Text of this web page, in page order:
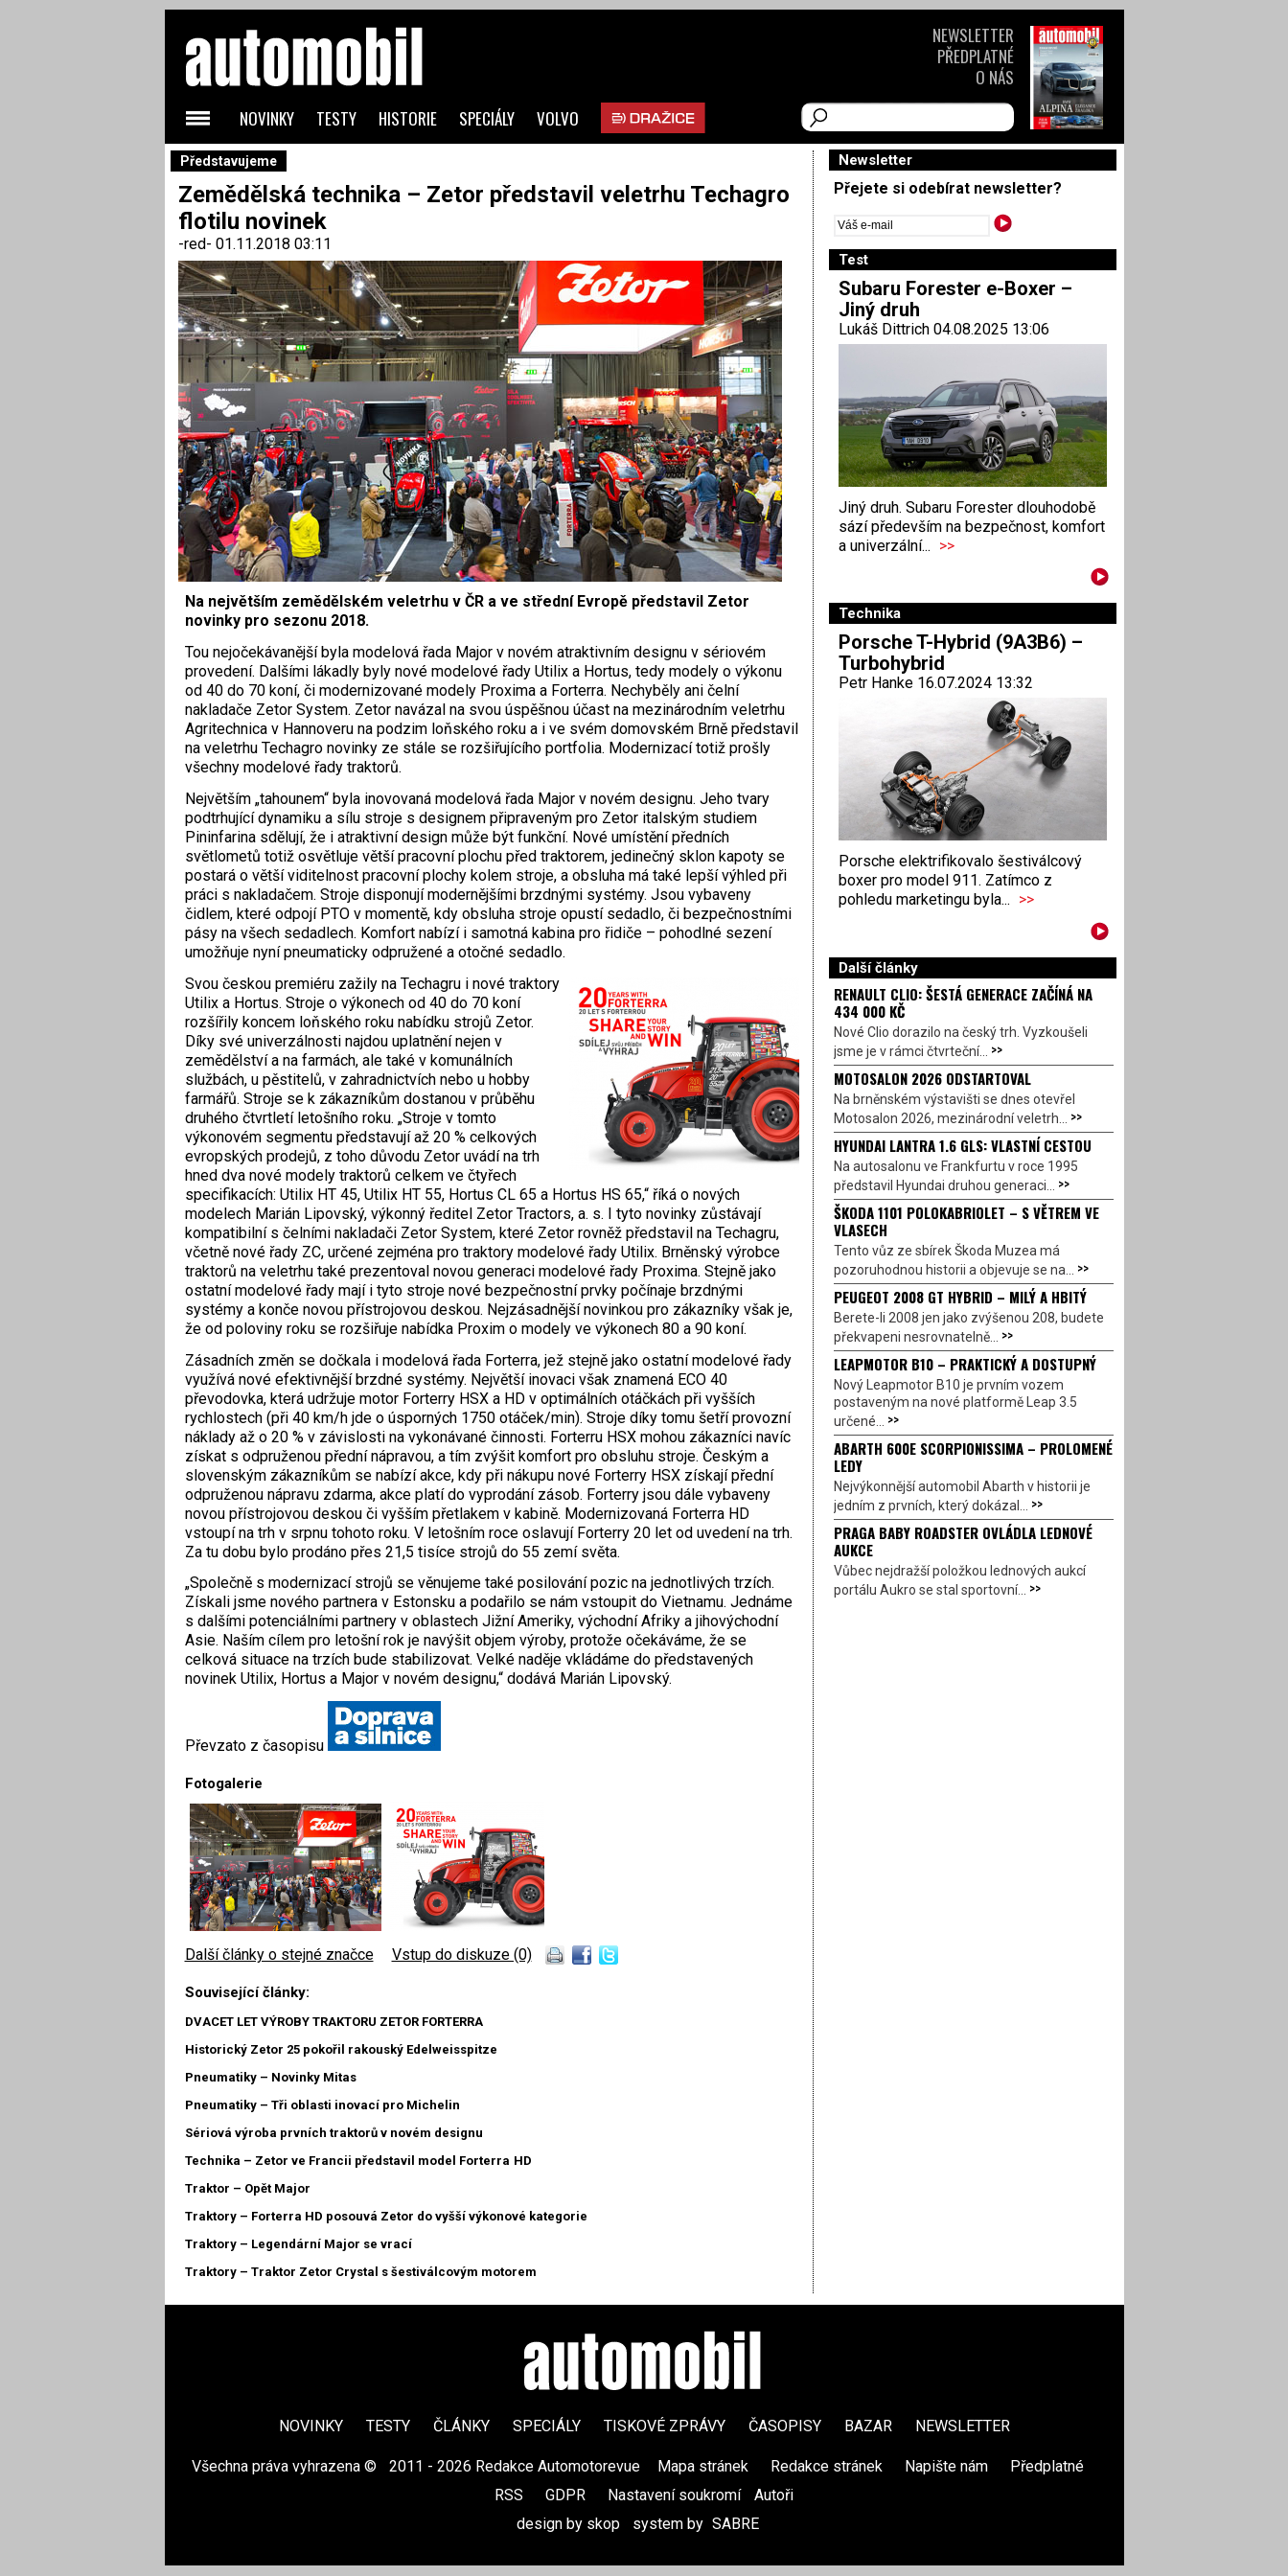
Představujeme
Zemědělská technika – Zetor představil veletrhu Techagro
flotilu novinek
-red- 01.11.2018 03:11
Na největším zemědělském veletrhu v ČR a ve střední Evropě představil Zetor
novinky pro sezonu 2018.
Tou nejočekávanější byla modelová řada Major v novém atraktivním designu v sériovém
provedení. Dalšími lákadly byly nové modelové řady Utilix a Hortus, tedy modely o výkonu
od 40 do 70 koní, či modernizované modely Proxima a Forterra. Nechyběly ani čelní
nakladače Zetor System. Zetor navázal na svou úspěšnou účast na mezinárodním veletrhu
Agritechnica v Hannoveru na podzim loňského roku a i ve svém domovském Brně představil
na veletrhu Techagro novinky ze stále se rozšiřujícího portfolia. Modernizací totiž prošly
všechny modelové řady traktorů.
Největším „tahounem“ byla inovovaná modelová řada Major v novém designu. Jeho tvary
podtrhující dynamiku a sílu stroje s designem připraveným pro Zetor italským studiem
Pininfarina sdělují, že i atraktivní design může být funkční. Nové umístění předních
světlometů totiž osvětluje větší pracovní plochu před traktorem, jedinečný sklon kapoty se
postará o větší viditelnost pracovní plochy kolem stroje, a obsluha má také lepší výhled při
práci s nakladačem. Stroje disponují modernějšími brzdnými systémy. Jsou vybaveny
čidlem, které odpojí PTO v momentě, kdy obsluha stroje opustí sedadlo, či bezpečnostními
pásy na všech sedadlech. Komfort nabízí i samotná kabina pro řidiče – pohodlné sezení
umožňuje nyní pneumaticky odpružené a otočné sedadlo.
Svou českou premiéru zažily na Techagru i nové traktory
Utilix a Hortus. Stroje o výkonech od 40 do 70 koní
rozšířily koncem loňského roku nabídku strojů Zetor.
Díky své univerzálnosti najdou uplatnění nejen v
zemědělství a na farmách, ale také v komunálních
službách, u pěstitelů, v zahradnictvích nebo u hobby
farmářů. Stroje se k zákazníkům dostanou v průběhu
druhého čtvrtletí letošního roku. „Stroje v tomto
výkonovém segmentu představují až 20 % celkových
evropských prodejů, z toho důvodu Zetor uvádí na trh
hned dva nové modely traktorů celkem ve čtyřech
specifikacích: Utilix HT 45, Utilix HT 55, Hortus CL 65 a Hortus HS 65,“ říká o nových
modelech Marián Lipovský, výkonný ředitel Zetor Tractors, a. s. I tyto novinky zůstávají
kompatibilní s čelními nakladači Zetor System, které Zetor rovněž představil na Techagru,
včetně nové řady ZC, určené zejména pro traktory modelové řady Utilix. Brněnský výrobce
traktorů na veletrhu také prezentoval novou generaci modelové řady Proxima. Stejně jako
ostatní modelové řady mají i tyto stroje nové bezpečnostní prvky počínaje brzdnými
systémy a konče novou přístrojovou deskou. Nejzásadnější novinkou pro zákazníky však je,
že od poloviny roku se rozšiřuje nabídka Proxim o modely ve výkonech 80 a 90 koní.
Zásadních změn se dočkala i modelová řada Forterra, jež stejně jako ostatní modelové řady
využívá nové efektivnější brzdné systémy. Největší inovaci však znamená ECO 40
převodovka, která udržuje motor Forterry HSX a HD v optimálních otáčkách při vyšších
rychlostech (při 40 km/h jde o úsporných 1750 otáček/min). Stroje díky tomu šetří provozní
náklady až o 20 % v závislosti na vykonávané činnosti. Forterru HSX mohou zákazníci navíc
získat s odpruženou přední nápravou, a tím zvýšit komfort pro obsluhu stroje. Českým a
slovenským zákazníkům se nabízí akce, kdy při nákupu nové Forterry HSX získají přední
odpruženou nápravu zdarma, akce platí do vyprodání zásob. Forterry jsou dále vybaveny
novou přístrojovou deskou či vyšším přetlakem v kabině. Modernizovaná Forterra HD
vstoupí na trh v srpnu tohoto roku. V letošním roce oslavují Forterry 20 let od uvedení na trh.
Za tu dobu bylo prodáno přes 21,5 tisíce strojů do 55 zemí světa.
„Společně s modernizací strojů se věnujeme také posilování pozic na jednotlivých trzích.
Získali jsme nového partnera v Estonsku a podařilo se nám vstoupit do Vietnamu. Jednáme
s dalšími potenciálními partnery v oblastech Jižní Ameriky, východní Afriky a jihovýchodní
Asie. Naším cílem pro letošní rok je navýšit objem výroby, protože očekáváme, že se
celková situace na trzích bude stabilizovat. Velké naděje vkládáme do představených
novinek Utilix, Hortus a Major v novém designu,“ dodává Marián Lipovský.
Převzato z časopisu
Fotogalerie
Další články o stejné značce Vstup do diskuze (0)
Související články:
DVACET LET VÝROBY TRAKTORU ZETOR FORTERRA
Historický Zetor 25 pokořil rakouský Edelweisspitze
Pneumatiky – Novinky Mitas
Pneumatiky – Tři oblasti inovací pro Michelin
Sériová výroba prvních traktorů v novém designu
Technika – Zetor ve Francii představil model Forterra HD
Traktor – Opět Major
Traktory – Forterra HD posouvá Zetor do vyšší výkonové kategorie
Traktory – Legendární Major se vrací
Traktory – Traktor Zetor Crystal s šestiválcovým motorem
Newsletter
Přejete si odebírat newsletter?
Test
Subaru Forester e-Boxer –
Jiný druh
Lukáš Dittrich 04.08.2025 13:06
Jiný druh. Subaru Forester dlouhodobě
sází především na bezpečnost, komfort
a univerzální... >>
Technika
Porsche T-Hybrid (9A3B6) –
Turbohybrid
Petr Hanke 16.07.2024 13:32
Porsche elektrifikovalo šestiválcový
boxer pro model 911. Zatímco z
pohledu marketingu byla... >>
Další články
RENAULT CLIO: ŠESTÁ GENERACE ZAČÍNÁ NA
434 000 KČ
Nové Clio dorazilo na český trh. Vyzkoušeli
jsme je v rámci čtvrteční... >>
MOTOSALON 2026 ODSTARTOVAL
Na brněnském výstavišti se dnes otevřel
Motosalon 2026, mezinárodní veletrh... >>
HYUNDAI LANTRA 1.6 GLS: VLASTNÍ CESTOU
Na autosalonu ve Frankfurtu v roce 1995
představil Hyundai druhou generaci... >>
ŠKODA 1101 POLOKABRIOLET – S VĚTREM VE
VLASECH
Tento vůz ze sbírek Škoda Muzea má
pozoruhodnou historii a objevuje se na... >>
PEUGEOT 2008 GT HYBRID – MILÝ A HBITÝ
Berete-li 2008 jen jako zvýšenou 208, budete
překvapeni nesrovnatelně... >>
LEAPMOTOR B10 – PRAKTICKÝ A DOSTUPNÝ
Nový Leapmotor B10 je prvním vozem
postaveným na nové platformě Leap 3.5
určené... >>
ABARTH 600E SCORPIONISSIMA – PROLOMENÉ
LEDY
Nejvýkonnější automobil Abarth v historii je
jedním z prvních, který dokázal... >>
PRAGA BABY ROADSTER OVLÁDLA LEDNOVÉ
AUKCE
Vůbec nejdražší položkou lednových aukcí
portálu Aukro se stal sportovní... >>
NOVINKY TESTY HISTORIE SPECIÁLY VOLVO
NEWSLETTER
PŘEDPLATNÉ
O NÁS
NOVINKY TESTY ČLÁNKY SPECIÁLY TISKOVÉ ZPRÁVY ČASOPISY BAZAR NEWSLETTER
Všechna práva vyhrazena © 2011 - 2026 Redakce Automotorevue Mapa stránek Redakce stránek Napište nám Předplatné
RSS
GDPR Nastavení soukromí
Autoři
design by skop
system by SABRE